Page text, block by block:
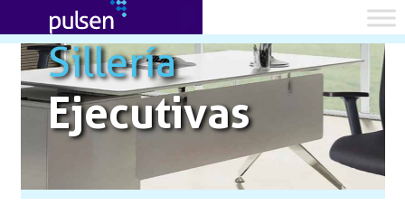
Sillería
Ejecutivas